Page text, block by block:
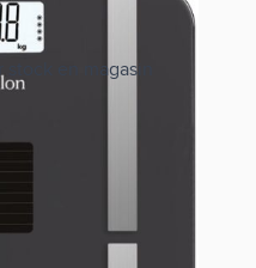
en magasin
SUN POWER FIT-15518